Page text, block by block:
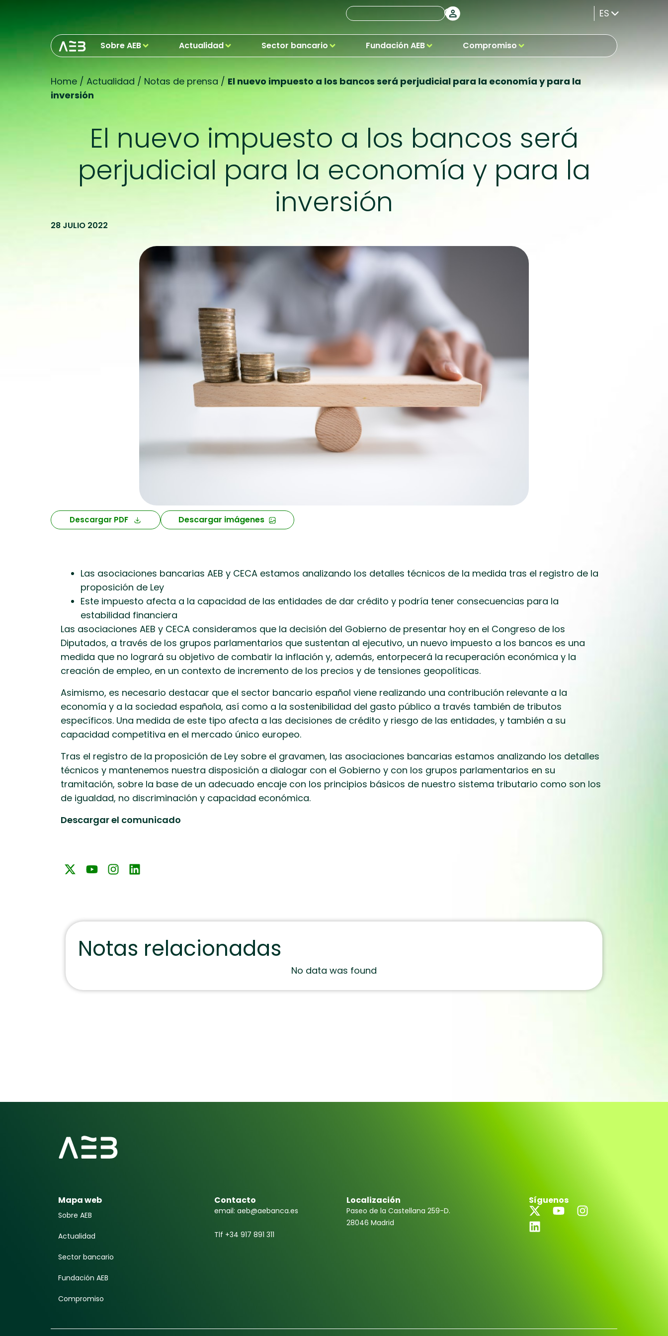
ES
Sobre AEB Actualidad Sector bancario Fundación AEB Compromiso
Home / Actualidad / Notas de prensa / El nuevo impuesto a los bancos será perjudicial para la economía y para la
inversión
El nuevo impuesto a los bancos será
perjudicial para la economía y para la
inversión
28 JULIO 2022
Descargar PDF Descargar imágenes
Las asociaciones bancarias AEB y CECA estamos analizando los detalles técnicos de la medida tras el registro de la
proposición de Ley
Este impuesto afecta a la capacidad de las entidades de dar crédito y podría tener consecuencias para la
estabilidad financiera
Las asociaciones AEB y CECA consideramos que la decisión del Gobierno de presentar hoy en el Congreso de los
Diputados, a través de los grupos parlamentarios que sustentan al ejecutivo, un nuevo impuesto a los bancos es una
medida que no logrará su objetivo de combatir la inflación y, además, entorpecerá la recuperación económica y la
creación de empleo, en un contexto de incremento de los precios y de tensiones geopolíticas.
Asimismo, es necesario destacar que el sector bancario español viene realizando una contribución relevante a la
economía y a la sociedad española, así como a la sostenibilidad del gasto público a través también de tributos
específicos. Una medida de este tipo afecta a las decisiones de crédito y riesgo de las entidades, y también a su
capacidad competitiva en el mercado único europeo.
Tras el registro de la proposición de Ley sobre el gravamen, las asociaciones bancarias estamos analizando los detalles
técnicos y mantenemos nuestra disposición a dialogar con el Gobierno y con los grupos parlamentarios en su
tramitación, sobre la base de un adecuado encaje con los principios básicos de nuestro sistema tributario como son los
de igualdad, no discriminación y capacidad económica.
Descargar el comunicado
Notas relacionadas
No data was found
Mapa web
Sobre AEB
Actualidad
Sector bancario
Fundación AEB
Compromiso
Contacto
email: aeb@aebanca.es
Tlf +34 917 891 311
Localización
Paseo de la Castellana 259-D.
28046 Madrid
Síguenos